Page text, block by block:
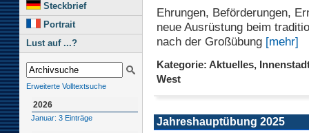
Steckbrief
Portrait
Lust auf ...?
Erweiterte Volltextsuche
2026
Januar: 3 Einträge
Ehrungen, Beförderungen,
neue Ausrüstung beim
nach der Großübung [mehr]
Kategorie: Aktuelles,
West
Jahreshauptübung 2025